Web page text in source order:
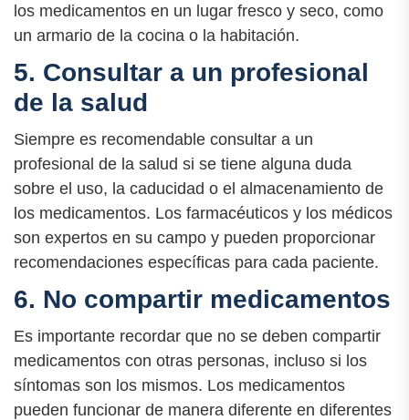
los medicamentos en un lugar fresco y seco, como
un armario de la cocina o la habitación.
5. Consultar a un profesional
de la salud
Siempre es recomendable consultar a un
profesional de la salud si se tiene alguna duda
sobre el uso, la caducidad o el almacenamiento de
los medicamentos. Los farmacéuticos y los médicos
son expertos en su campo y pueden proporcionar
recomendaciones específicas para cada paciente.
6. No compartir medicamentos
Es importante recordar que no se deben compartir
medicamentos con otras personas, incluso si los
síntomas son los mismos. Los medicamentos
pueden funcionar de manera diferente en diferentes